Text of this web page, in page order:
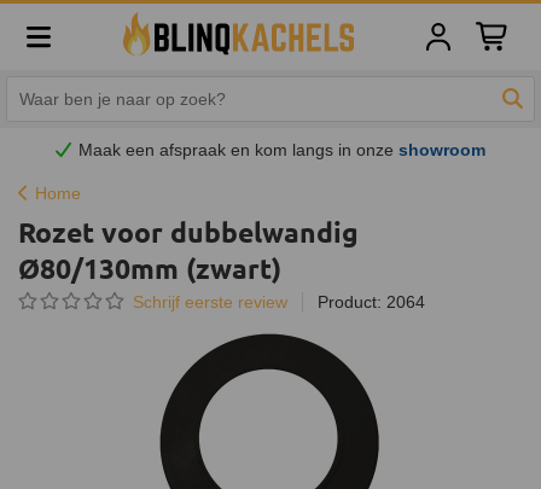
Maak een afspraak en kom langs in onzeshowroom
Home
Rozet voor dubbelwandig
Ø80/130mm (zwart)
Schrijf eerste review Product: 2064